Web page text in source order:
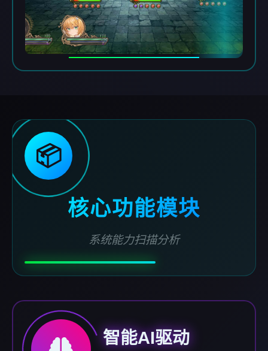
📦
核心功能模块
系统能力扫描分析
智能AI驱动